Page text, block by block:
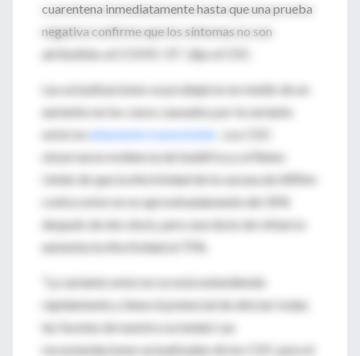
cuarentena inmediatamente hasta que una prueba
negativa confirme que los síntomas no son
atribuibles al COVID-19 ”, dijo el CDC.
Las actualizaciones se produjeron en medio de un
aumento en los casos causados ​​por la variante
omicronaltamente transmisible
Los CDC
observaron evidencia de Sudáfrica y el Reino
Unido de que la efectividad de la vacuna de ARNm
contra omicron es aproximadamente del 35%
después de dos dosis, pero una dosis de refuerzo
aumenta la efectividad al 75%.
“La variante omicron se está extendiendo
rápidamente y tiene el potencial de afectar todas
las facetas de nuestra sociedad.
Las
recomendaciones actualizadas de los CDC para el